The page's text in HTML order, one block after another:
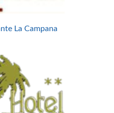
La Campana